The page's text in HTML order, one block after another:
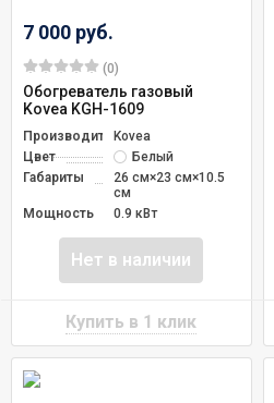
7 000 руб.
(0)
Обогреватель газовый
Kovea KGH-1609
ПроизводительKovea
Цвет
Белый
Габариты
26 см×23 см×10.5
см
Мощность
0.9 кВт
Нет в наличии